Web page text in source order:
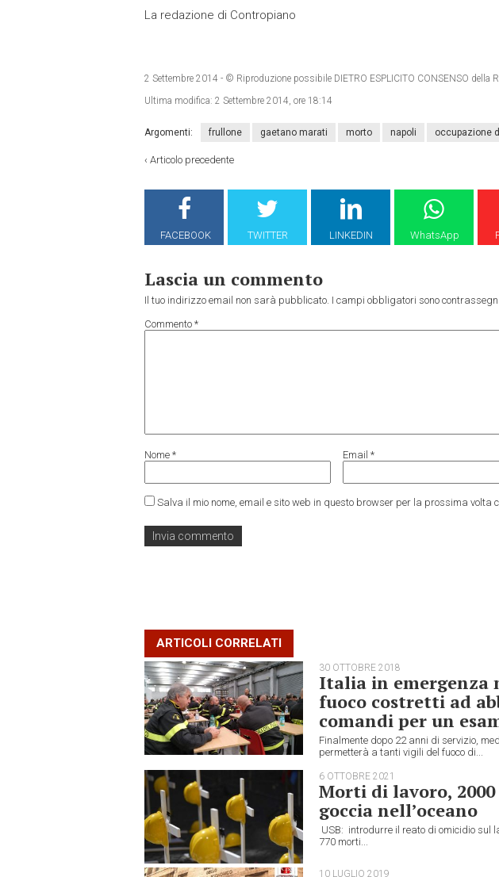
La redazione di Contropiano
2 Settembre 2014 - © Riproduzione possibile DIETRO ESPLICITO CONSENSO della
Ultima modifica: 2 Settembre 2014, ore 18:14
Argomenti: frullone gaetano marati morto napoli occupazione
‹ Articolo precedente
FACEBOOK TWITTER LINKEDIN WhatsApp
Lascia un commento
Il tuo indirizzo email non sarà pubblicato. I campi obbligatori sono
Commento *
Nome * Email *
Salva il mio nome, email e sito web in questo browser per la prossima volta
ARTICOLI CORRELATI
30 OTTOBRE 2018
Italia in emergenza
fuoco costretti ad
comandi per un
Finalmente dopo 22 anni di servizio,
permetterà a tanti vigili del fuoco di...
6 OTTOBRE 2021
Morti di lavoro,
goccia nell’oceano
USB: introdurre il reato di omicidio sul
770 morti...
10 LUGLIO 2019